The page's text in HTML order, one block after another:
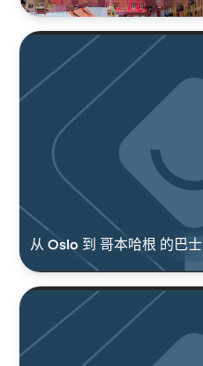
从 Oslo 到 哥本哈根 的巴士